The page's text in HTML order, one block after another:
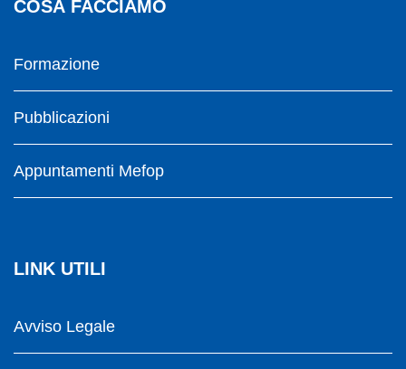
COSA FACCIAMO
Formazione
Pubblicazioni
Appuntamenti Mefop
LINK UTILI
Avviso Legale